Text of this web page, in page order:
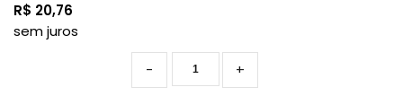
R$ 20,76
sem juros
+
-